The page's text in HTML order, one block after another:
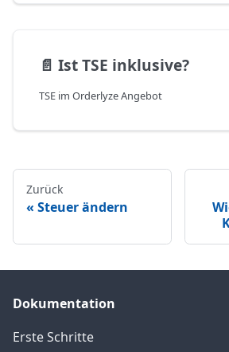
📄️ Ist TSE inklusive?
TSE im Orderlyze Angebot
Zurück
Steuer ändern
Dokumentation
Erste Schritte